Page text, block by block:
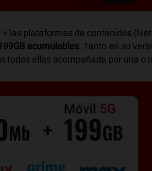
+ las plataformas de contenidos
acumulables. Tanto en su
todas ellas acompañada por una